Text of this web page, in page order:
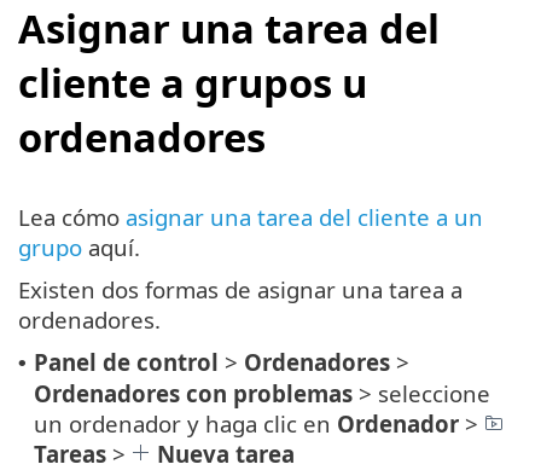
Asignar una tarea del
cliente a grupos u
ordenadores
Lea cómo asignar una tarea del cliente a un
grupo aquí.
Existen dos formas de asignar una tarea a
ordenadores.
• Panel de control > Ordenadores >
Ordenadores con problemas > seleccione
un ordenador y haga clic en Ordenador >
Tareas > Nueva tarea